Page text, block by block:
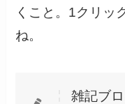
くこと。1クリッ
ね。
雑記ブ